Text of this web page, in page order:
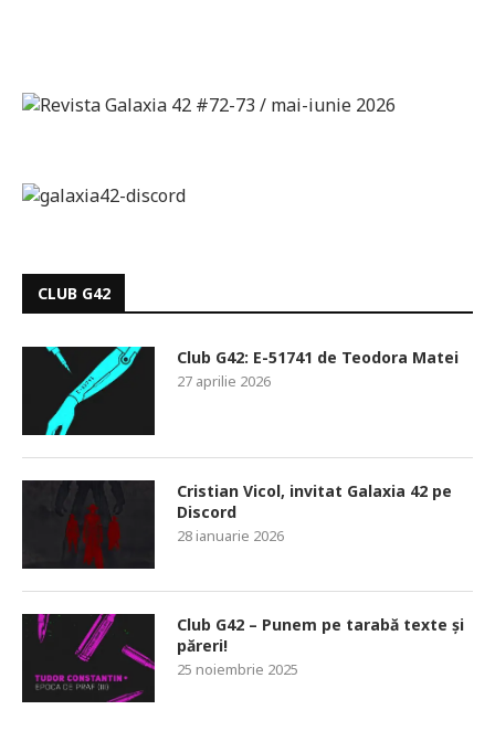
CLUB G42
Club G42: E-51741 de Teodora Matei
27 aprilie 2026
Cristian Vicol, invitat Galaxia 42 pe
Discord
28 ianuarie 2026
Club G42 – Punem pe tarabă texte și
păreri!
25 noiembrie 2025